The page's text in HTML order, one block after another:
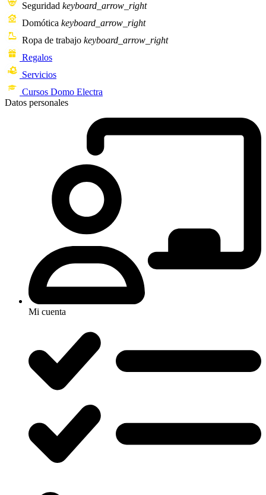
Seguridad keyboard_arrow_right
Domótica keyboard_arrow_right
Ropa de trabajo keyboard_arrow_right
Regalos
Servicios
Cursos Domo Electra
Datos personales
Mi cuenta